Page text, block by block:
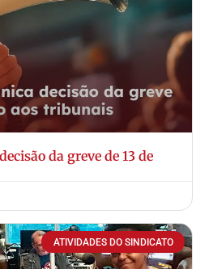
da greve de 13 de
ATIVIDADES DO SINDICATO